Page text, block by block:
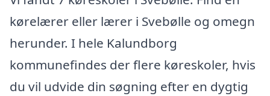
kørelærer eller lærer i Svebølle og omegn
herunder. I hele Kalundborg
kommunefindes der flere køreskoler, hvis
du vil udvide din søgning efter en dygtig